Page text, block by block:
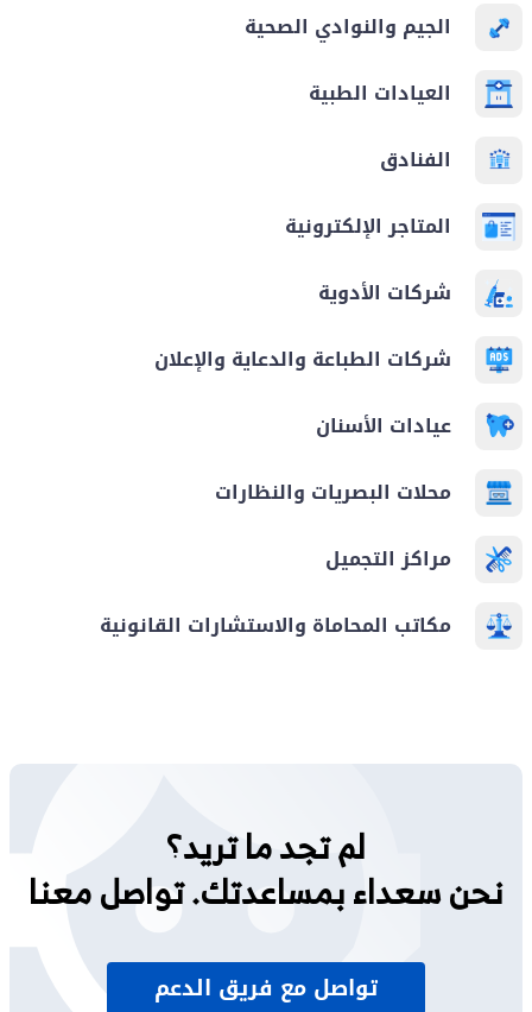
الجيم والنوادي الصحية
العيادات الطبية
الفنادق
المتاجر الإلكترونية
شركات الأدوية
شركات الطباعة والدعاية والإعلان
عيادات الأسنان
محلات البصريات والنظارات
مراكز التجميل
مكاتب المحاماة والاستشارات القانونية
لم تجد ما تريد؟
نحن سعداء بمساعدتك. تواصل معنا
تواصل مع فريق الدعم